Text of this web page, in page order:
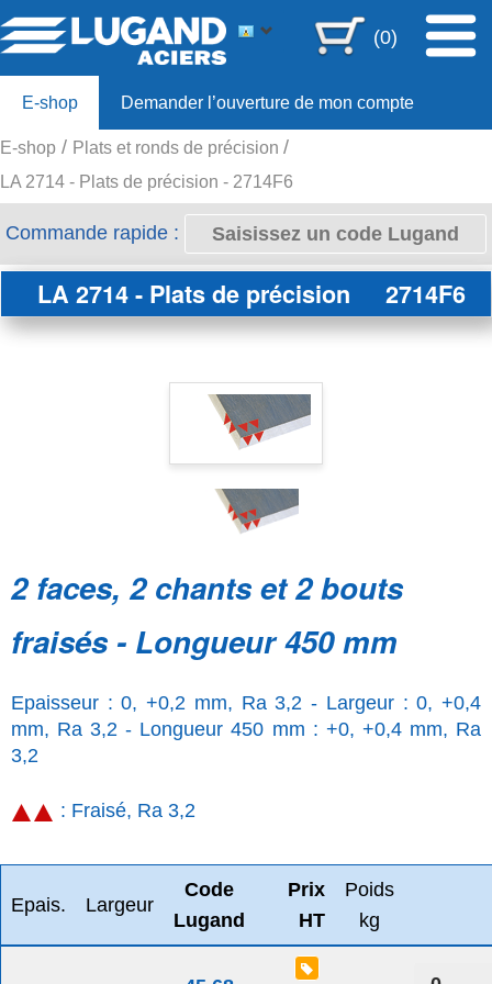
(0)
E-shop Demander l’ouverture de mon compte
Offre 80ans
E-shop
Plats et ronds de précision
LA 2714 - Plats de précision - 2714F6
Commande rapide :
LA 2714 - Plats de précision 2714F6
2 faces, 2 chants et 2 bouts
fraisés - Longueur 450 mm
Epaisseur : 0, +0,2 mm, Ra 3,2 - Largeur : 0, +0,4
mm, Ra 3,2 - Longueur 450 mm : +0, +0,4 mm, Ra
3,2
: Fraisé, Ra 3,2
Epais. Largeur
Code
Lugand
Prix
HT
Poids
kg